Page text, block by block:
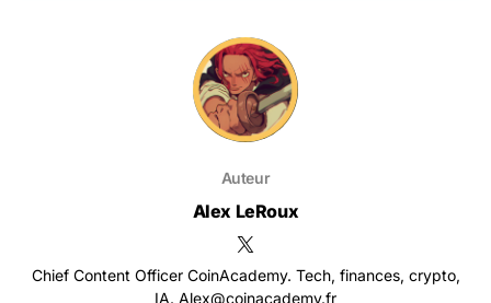
Auteur
Alex LeRoux
Chief Content Officer CoinAcademy. Tech, finances, crypto,
IA. Alex@coinacademy.fr